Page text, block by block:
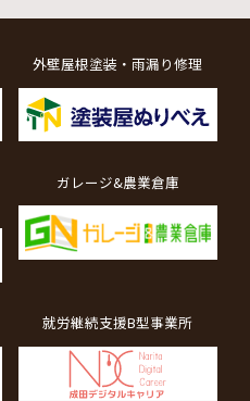
外壁屋根塗装・雨漏り修理
ガレージ&農業倉庫
就労継続支援B型事業所